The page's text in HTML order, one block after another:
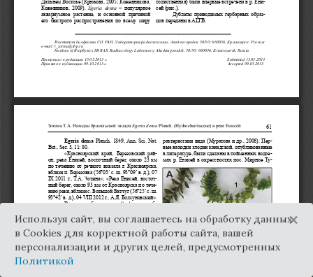
Используя сайт, вы соглашаетесь на обработку данных
в Cookies для корректной работы сайта, вашей
персонализации и других целей, предусмотренных
Политикой
×